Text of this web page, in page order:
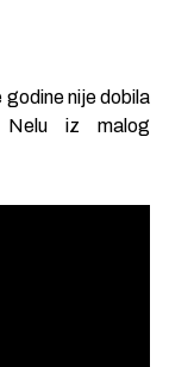
godine nije dobila
Nelu iz malog